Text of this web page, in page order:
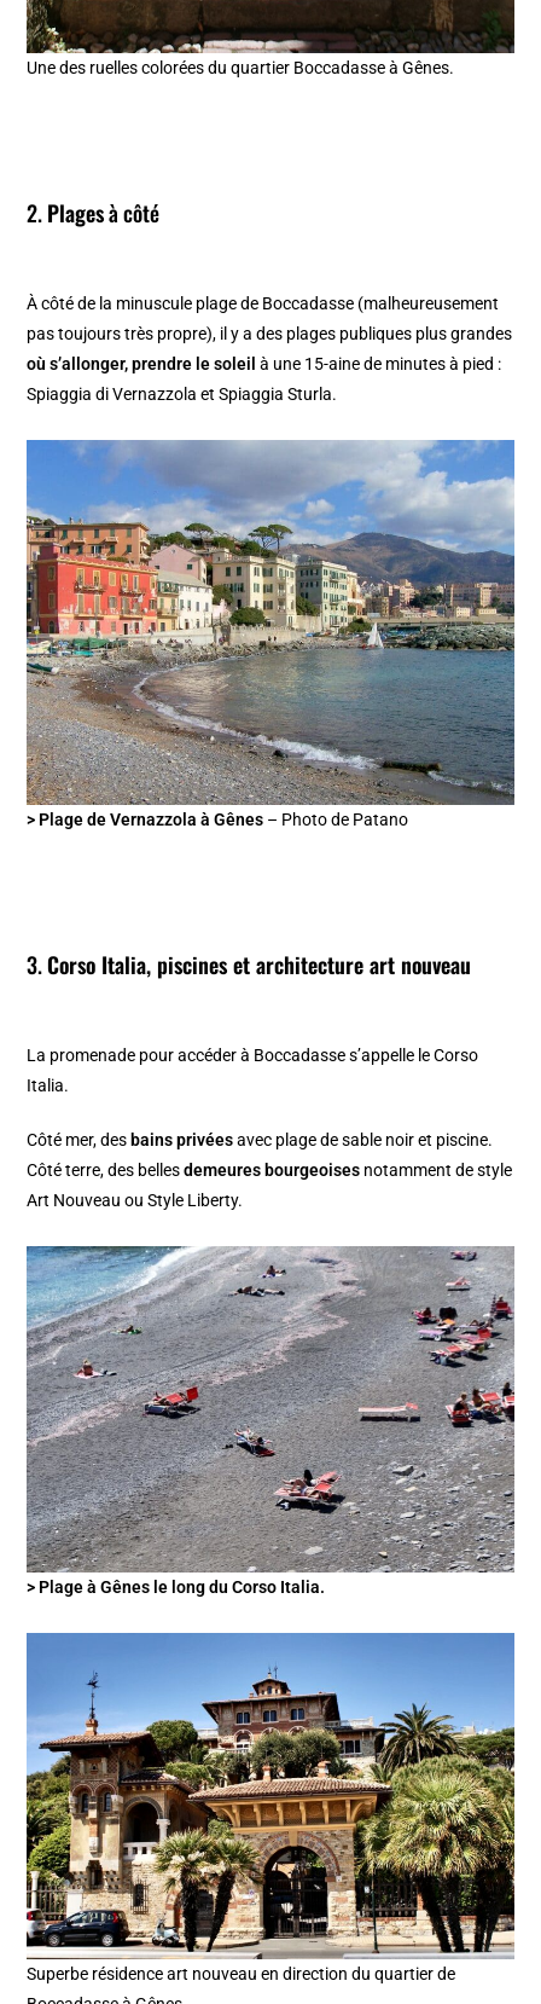
Une des ruelles colorées du quartier Boccadasse à Gênes.
2.Plagesà côté
À côté de la minuscule plage de Boccadasse (malheureusement
pas toujours très propre), il y a des plages publiques plus grandes
où s’allonger, prendre le soleil à une 15-aine de minutes à pied :
Spiaggia di Vernazzola et Spiaggia Sturla.
> Plage de Vernazzola à Gênes – Photo de Patano
3.Corso Italia, piscines et architecture art nouveau
La promenade pour accéder à Boccadasse s’appelle le Corso
Italia.
Côté mer, des bains privéesavec plage de sable noir et piscine.
Côté terre, des bellesdemeures bourgeoises notamment de style
Art Nouveau ou Style Liberty.
> Plage à Gênes le long du Corso Italia.
Superbe résidence art nouveau en direction du quartier de